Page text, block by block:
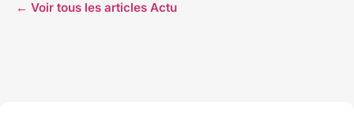
← Voir tous les articles Actu